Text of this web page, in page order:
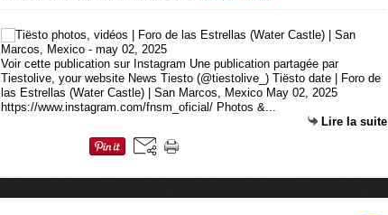
Voir cette publication sur Instagram Une publication partagée par
Tiestolive, your website News Tiesto (@tiestolive_) Tiësto date | Foro de
las Estrellas (Water Castle) | San Marcos, Mexico May 02, 2025
https://www.instagram.com/fnsm_oficial/ Photos &...
Lire la suite